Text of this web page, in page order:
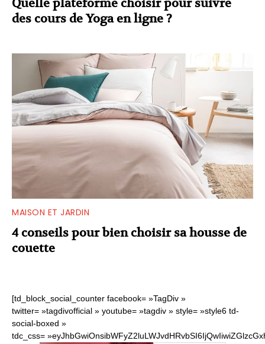
Quelle plateforme choisir pour suivre
des cours de Yoga en ligne ?
MAISON ET JARDIN
4 conseils pour bien choisir sa housse de
couette
[td_block_social_counter facebook= »TagDiv »
twitter= »tagdivofficial » youtube= »tagdiv » style= »style6 td-
social-boxed »
tdc_css=